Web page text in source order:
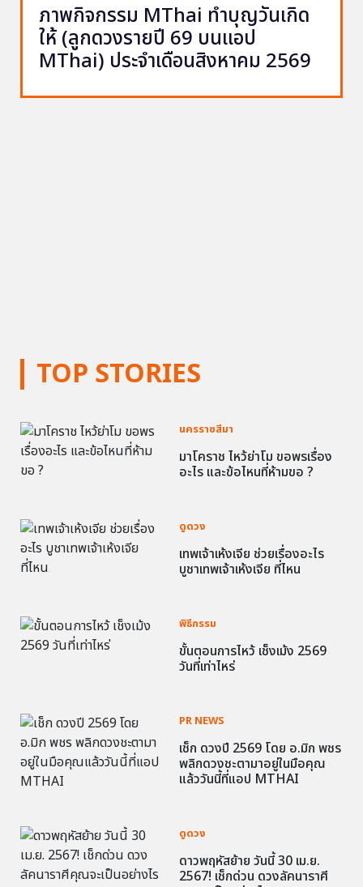
TOP STORIES
นครราชสีมา
มาโคราช ไหว้ย่าโม ขอพรเรื่อง
อะไร และข้อไหนที่ห้ามขอ ?
ดูดวง
เทพเจ้าเห้งเจีย ช่วยเรื่องอะไร
บูชาเทพเจ้าเห้งเจีย ที่ไหน
พิธีกรรม
ขั้นตอนการไหว้ เช็งเม้ง 2569
วันที่เท่าไหร่
PR NEWS
เช็ก ดวงปี 2569 โดย อ.มิก พชร
พลิกดวงชะตามาอยู่ในมือคุณ
แล้ววันนี้ที่แอป MTHAI
ดูดวง
ดาวพฤหัสย้าย วันนี้ 30 เม.ย.
2567! เช็กด่วน ดวงลัคนาราศี
ภาพกิจกรรม MThai ทำบุญวันเกิด
ให้ (ลูกดวงรายปี 69 บนแอป
MThai) ประจำเดือนสิงหาคม 2569